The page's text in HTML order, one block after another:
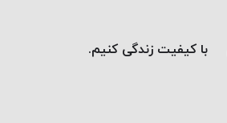
با کیفیت زندگی کنیم.